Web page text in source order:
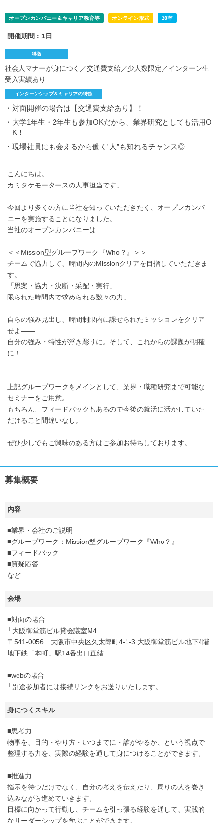
オープンカンパニー＆キャリア教育等 オンライン形式 28卒
開催期間：1日
特徴
社会人マナーが身につく／交通費支給／少人数限定／インターン生
受入実績あり
インターンシップ＆キャリアの特徴
・対面開催の場合は【交通費支給あり】！
・大学1年生・2年生も参加OKだから、業界研究としても活用O
K！
・現場社員にも会えるから働く”人”も知れるチャンス◎
こんにちは。
カミタケモータースの人事担当です。
今回より多くの方に当社を知っていただきたく、オープンカンパ
ニーを実施することになりました。
当社のオープンカンパニーは
＜＜Mission型グループワーク『Who？』＞＞
チームで協力して、時間内のMissionクリアを目指していただきま
す。
「思案・協力・決断・采配・実行」
限られた時間内で求められる数々の力。
自らの強み見出し、時間制限内に課せられたミッションをクリア
せよ――
自分の強み・特性が浮き彫りに。そして、これからの課題が明確
に！
上記グループワークをメインとして、業界・職種研究まで可能な
セミナーをご用意。
もちろん、フィードバックもあるので今後の就活に活かしていた
だけること間違いなし。
ぜひ少しでもご興味のある方はご参加お待ちしております。
募集概要
内容
■業界・会社のご説明
■グループワーク：Mission型グループワーク『Who？』
■フィードバック
■質疑応答
など
会場
■対面の場合
└大阪御堂筋ビル貸会議室M4
〒541-0056 大阪市中央区久太郎町4-1-3 大阪御堂筋ビル地下4階
地下鉄「本町」駅14番出口直結
■webの場合
└別途参加者には接続リンクをお送りいたします。
身につくスキル
■思考力
物事を、目的・やり方・いつまでに・誰がやるか、という視点で
整理する力を、実際の経験を通して身につけることができます。
■推進力
指示を待つだけでなく、自分の考えを伝えたり、周りの人を巻き
込みながら進めていきます。
目標に向かって行動し、チームを引っ張る経験を通して、実践的
なリーダーシップを学ぶことができます。